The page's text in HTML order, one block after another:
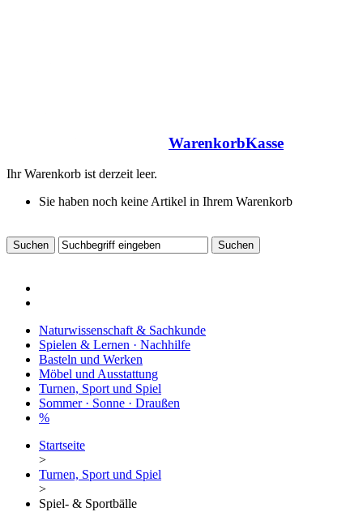
WarenkorbKasse
Ihr Warenkorb ist derzeit leer.
Sie haben noch keine Artikel in Ihrem Warenkorb
Naturwissenschaft & Sachkunde
Spielen & Lernen · Nachhilfe
Basteln und Werken
Möbel und Ausstattung
Turnen, Sport und Spiel
Sommer · Sonne · Draußen
%
Startseite
>
Turnen, Sport und Spiel
>
Spiel- & Sportbälle